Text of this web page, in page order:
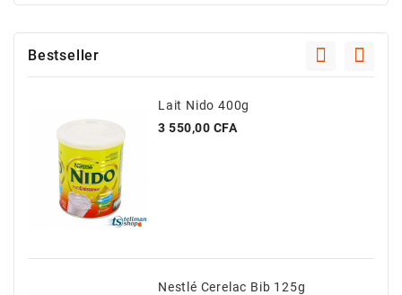
Bestseller
Lait Nido 400g
Prix
3 550,00 CFA
Nestlé Cerelac Bib 125g